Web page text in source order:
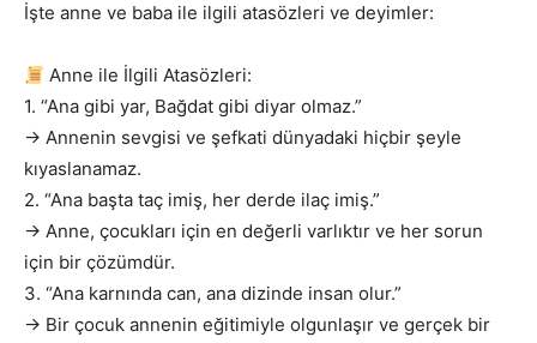
İşte anne ve baba ile ilgili atasözleri ve deyimler:
Anne ile İlgili Atasözleri:
1. “Ana gibi yar, Bağdat gibi diyar olmaz.”
→ Annenin sevgisi ve şefkati dünyadaki hiçbir şeyle
kıyaslanamaz.
2. “Ana başta taç imiş, her derde ilaç imiş.”
→ Anne, çocukları için en değerli varlıktır ve her sorun
için bir çözümdür.
3. “Ana karnında can, ana dizinde insan olur.”
→ Bir çocuk annenin eğitimiyle olgunlaşır ve gerçek bir